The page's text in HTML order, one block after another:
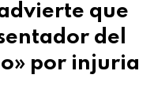
que
del
por injuria